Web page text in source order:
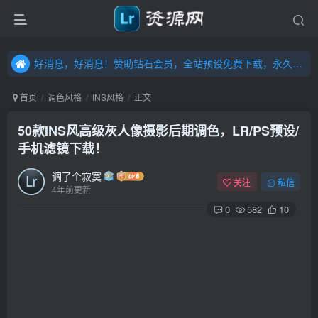
好消息，好消息！赞助钻石会员，全站预设免费下载，永久钻石会员，”送“万元超值资源，内容丰富，容量高达20T，不断更新！点击进入……
好消息，好消息！赞助钻石会员，全站预设免费下载，永久钻石会员，”送“万元超值资源，内容丰富，容量高达20T，不断更新！点击进入……
首页 调色风格 INS风格 正文
50款INS风高级灰人像摄影后期调色，LR/PS预设/
手机滤镜下载！
调了个寂寞
4年前更新
关注 私信
0 582 10